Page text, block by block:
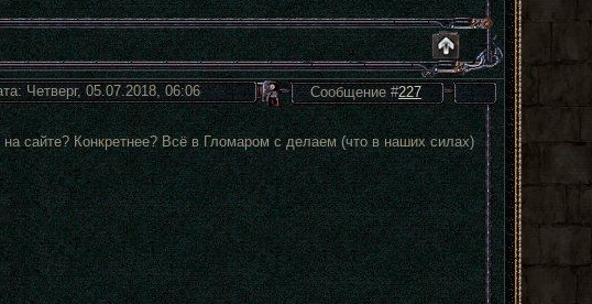
Четверг, 05.07.2018, 06:06 Сообщение #227
сайте? Конкретнее? Всё в Гломаром с делаем (что в наших силах)